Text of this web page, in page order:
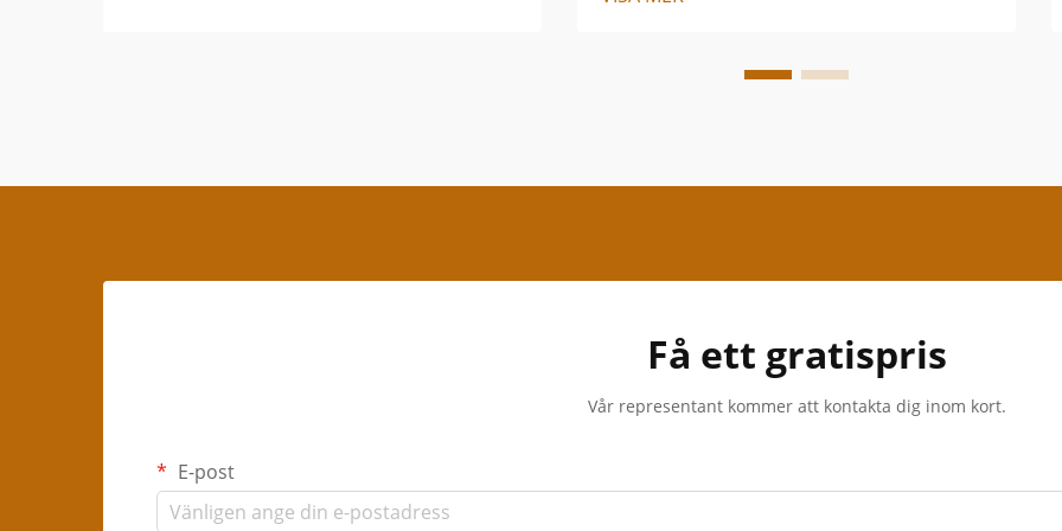
Få ett gratispris
Vår representant kommer att kontakta dig inom kort.
E-post